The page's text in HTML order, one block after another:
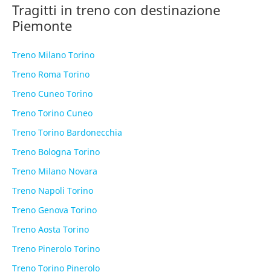
Tragitti in treno con destinazione
Piemonte
Treno Milano Torino
Treno Roma Torino
Treno Cuneo Torino
Treno Torino Cuneo
Treno Torino Bardonecchia
Treno Bologna Torino
Treno Milano Novara
Treno Napoli Torino
Treno Genova Torino
Treno Aosta Torino
Treno Pinerolo Torino
Treno Torino Pinerolo